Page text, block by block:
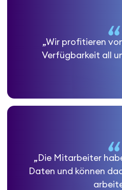
„Wir profitieren
Verfügbarkeit all
„Die Mitarbeiter
Daten und können